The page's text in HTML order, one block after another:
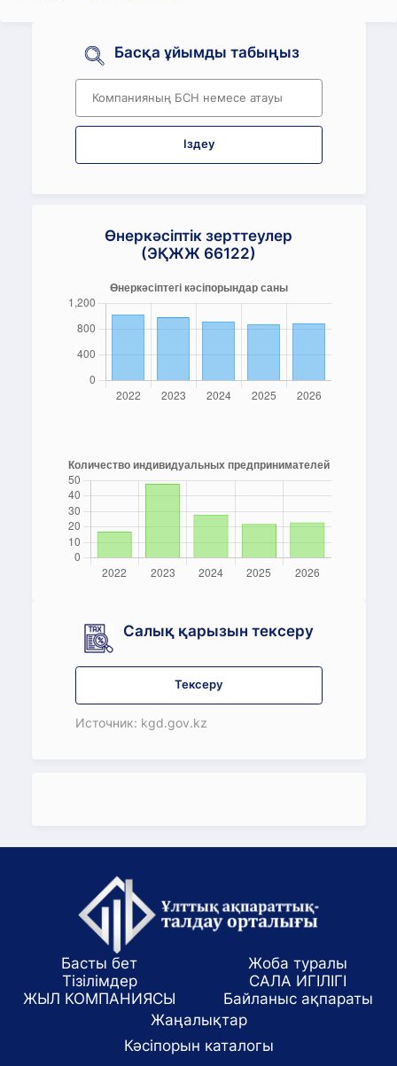
Басқа ұйымды табыңыз
Іздеу
Өнеркәсіптік зерттеулер
(ЭҚЖЖ 66122)
Салық қарызын тексеру
Тексеру
Источник: kgd.gov.kz
Басты бет
Жоба туралы
Тізілімдер
САЛА ИГІЛІГІ
ЖЫЛ КОМПАНИЯСЫ
Байланыс ақпараты
Жаңалықтар
Кәсіпорын каталогы